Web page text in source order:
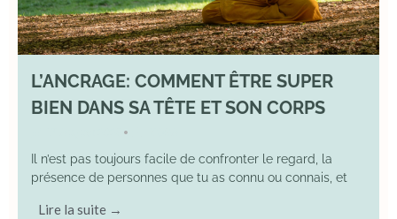
L’ANCRAGE: COMMENT ÊTRE SUPER
BIEN DANS SA TÊTE ET SON CORPS
•
Il n’est pas toujours facile de confronter le regard, la
présence de personnes que tu as connu ou connais, et
Lire la suite →